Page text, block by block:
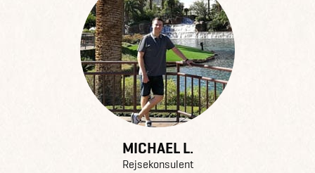
MICHAEL L.
Rejsekonsulent